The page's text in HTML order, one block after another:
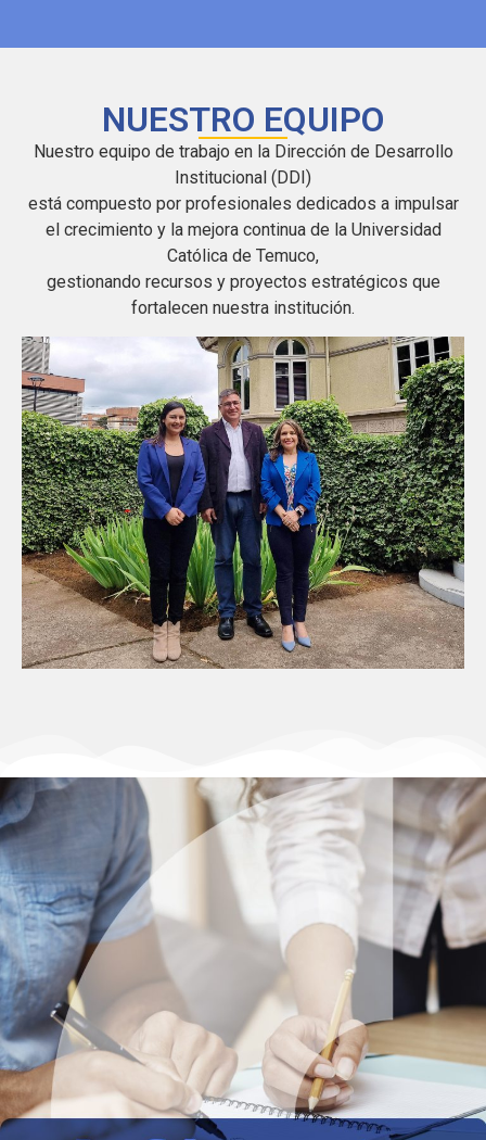
NUESTRO EQUIPO
Nuestro equipo de trabajo en la Dirección de Desarrollo
Institucional (DDI)
está compuesto por profesionales dedicados a impulsar
el crecimiento y la mejora continua de la Universidad
Católica de Temuco,
gestionando recursos y proyectos estratégicos que
fortalecen nuestra institución.